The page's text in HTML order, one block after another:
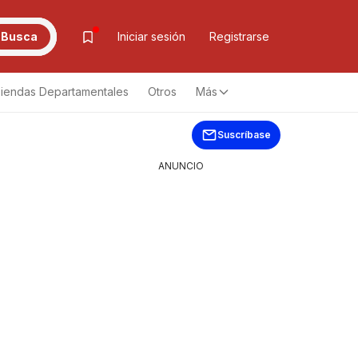
Busca Iniciar sesión Registrarse
Departamentales Otros Más
Suscríbase
ANUNCIO